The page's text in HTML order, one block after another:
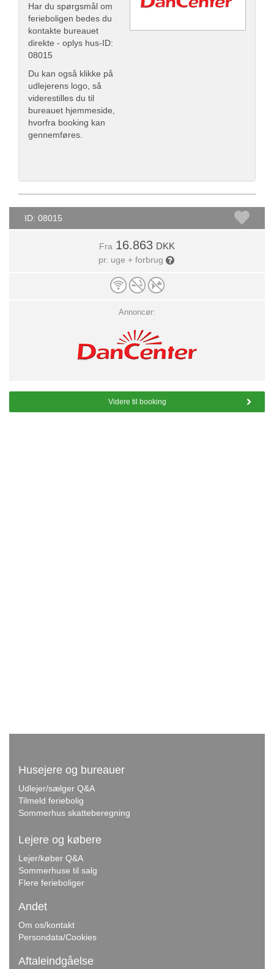
Har du spørgsmål om
ferieboligen bedes du
kontakte bureauet
direkte - oplys hus-ID:
08015
Du kan også klikke på
udlejerens logo, så
viderestilles du til
bureauet hjemmeside,
hvorfra booking kan
gennemføres.
ID: 08015
Fra 16.863 DKK
pr. uge + forbrug
Annoncør:
Videre til booking
Husejere og bureauer
Udlejer/sælger Q&A
Tilmeld feriebolig
Sommerhus skatteberegning
Lejere og købere
Lejer/køber Q&A
Sommerhuse til salg
Flere ferieboliger
Andet
Om os/kontakt
Persondata/Cookies
Aftaleindgåelse